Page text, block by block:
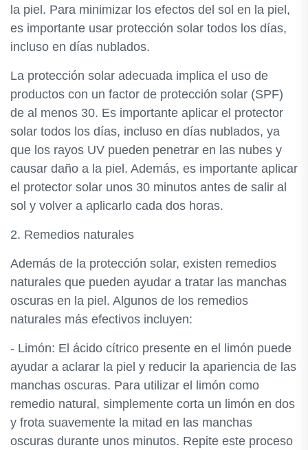
la piel. Para minimizar los efectos del sol en la piel,
es importante usar protección solar todos los días,
incluso en días nublados.
La protección solar adecuada implica el uso de
productos con un factor de protección solar (SPF)
de al menos 30. Es importante aplicar el protector
solar todos los días, incluso en días nublados, ya
que los rayos UV pueden penetrar en las nubes y
causar daño a la piel. Además, es importante aplicar
el protector solar unos 30 minutos antes de salir al
sol y volver a aplicarlo cada dos horas.
2. Remedios naturales
Además de la protección solar, existen remedios
naturales que pueden ayudar a tratar las manchas
oscuras en la piel. Algunos de los remedios
naturales más efectivos incluyen:
- Limón: El ácido cítrico presente en el limón puede
ayudar a aclarar la piel y reducir la apariencia de las
manchas oscuras. Para utilizar el limón como
remedio natural, simplemente corta un limón en dos
y frota suavemente la mitad en las manchas
oscuras durante unos minutos. Repite este proceso